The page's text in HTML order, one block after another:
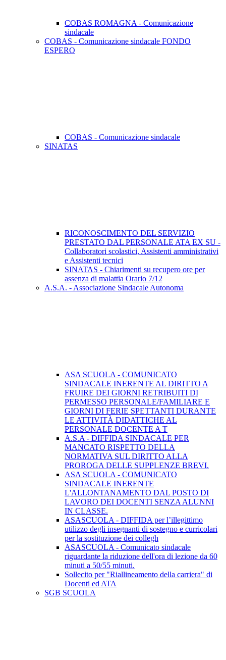
COBAS ROMAGNA - Comunicazione
sindacale
COBAS - Comunicazione sindacale FONDO
ESPERO
COBAS - Comunicazione sindacale
SINATAS
RICONOSCIMENTO DEL SERVIZIO
PRESTATO DAL PERSONALE ATA EX SU -
Collaboratori scolastici, Assistenti amministrativi
e Assistenti tecnici
SINATAS - Chiarimenti su recupero ore per
assenza di malattia Orario 7/12
A.S.A. - Associazione Sindacale Autonoma
ASA SCUOLA - COMUNICATO
SINDACALE INERENTE AL DIRITTO A
FRUIRE DEI GIORNI RETRIBUITI DI
PERMESSO PERSONALE/FAMILIARE E
GIORNI DI FERIE SPETTANTI DURANTE
LE ATTIVITÀ DIDATTICHE AL
PERSONALE DOCENTE A T
A.S.A - DIFFIDA SINDACALE PER
MANCATO RISPETTO DELLA
NORMATIVA SUL DIRITTO ALLA
PROROGA DELLE SUPPLENZE BREVI.
ASA SCUOLA - COMUNICATO
SINDACALE INERENTE
L'ALLONTANAMENTO DAL POSTO DI
LAVORO DEI DOCENTI SENZA ALUNNI
IN CLASSE.
ASASCUOLA - DIFFIDA per l’illegittimo
utilizzo degli insegnanti di sostegno e curricolari
per la sostituzione dei collegh
ASASCUOLA - Comunicato sindacale
riguardante la riduzione dell'ora di lezione da 60
minuti a 50/55 minuti.
Sollecito per "Riallineamento della carriera" di
Docenti ed ATA
SGB SCUOLA